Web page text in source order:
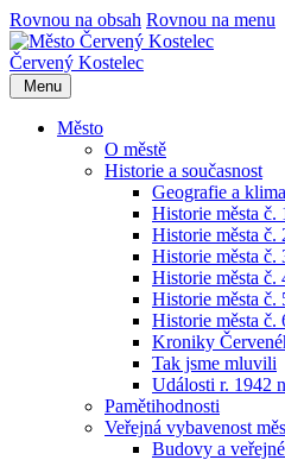
Rovnou na obsah Rovnou na menu
Červený Kostelec
Menu
Město
O městě
Historie a současnost
Geografie a
Historie města č.
Historie města č.
Historie města č.
Historie města č.
Historie města č.
Historie města
Kroniky
Tak jsme mluvili
Události r. 1942
Pamětihodnosti
Veřejná vybavenost
Budovy a